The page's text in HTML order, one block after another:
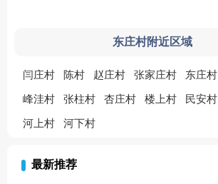
东庄村附近区域
闫庄村 陈村 赵庄村 张家庄村 东庄村
峰洼村 张柱村 杏庄村 楼上村 民安村
河上村 河下村
最新推荐